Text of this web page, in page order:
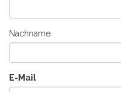
Nachname
E-Mail